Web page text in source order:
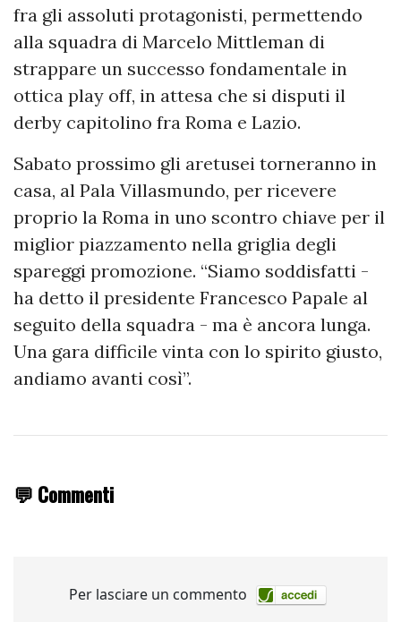
fra gli assoluti protagonisti, permettendo
alla squadra di Marcelo Mittleman di
strappare un successo fondamentale in
ottica play off, in attesa che si disputi il
derby capitolino fra Roma e Lazio.
Sabato prossimo gli aretusei torneranno in
casa, al Pala Villasmundo, per ricevere
proprio la Roma in uno scontro chiave per il
miglior piazzamento nella griglia degli
spareggi promozione. “Siamo soddisfatti -
ha detto il presidente Francesco Papale al
seguito della squadra - ma è ancora lunga.
Una gara difficile vinta con lo spirito giusto,
andiamo avanti così”.
💬 Commenti